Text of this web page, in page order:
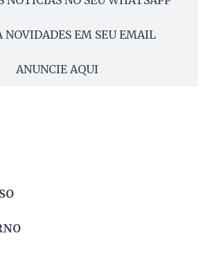
NOVIDADES EM SEU EMAIL
ANUNCIE AQUI